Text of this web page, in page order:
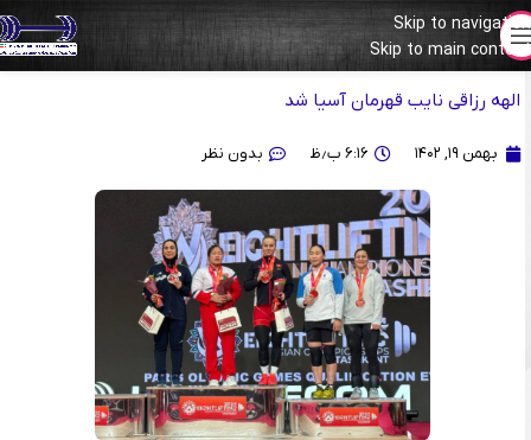
Skip to navigation
Skip to main content
مسابقات آسیایی ازبکستان
الهه رزاقی نایب قهرمان آسیا شد
بهمن ۱۹, ۱۴۰۲ ۶:۱۶ ب٫ظ بدون نظر